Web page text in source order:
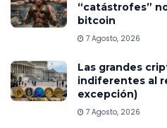
“catástrofes”
bitcoin
7 Agosto, 2026
Las grandes
indiferentes al
excepción)
7 Agosto, 2026